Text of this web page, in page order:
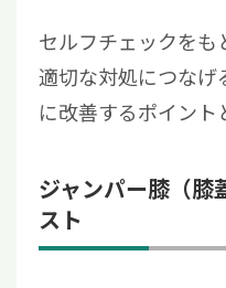
セルフチェックをも
適切な対処につなげ
に改善するポイント
ジャンパー膝（膝
スト